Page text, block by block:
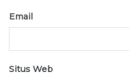
Email
Situs Web